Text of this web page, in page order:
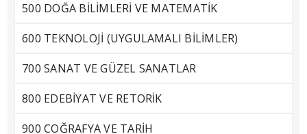
500 DOĞA BİLİMLERİ VE MATEMATİK
600 TEKNOLOJİ (UYGULAMALI BİLİMLER)
700 SANAT VE GÜZEL SANATLAR
800 EDEBİYAT VE RETORİK
900 COĞRAFYA VE TARİH